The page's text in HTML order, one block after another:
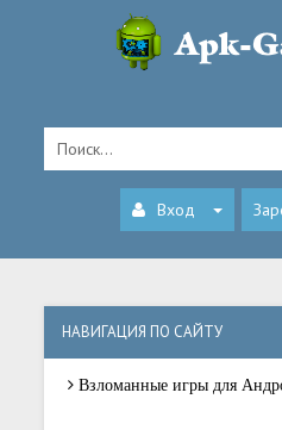
Вход
НАВИГАЦИЯ ПО САЙТУ
Взломанные игры для